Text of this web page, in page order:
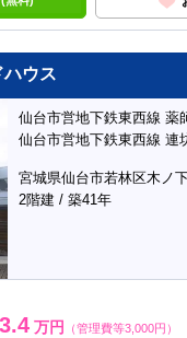
ウス
仙台市営地下鉄東西線 薬
仙台市営地下鉄東西線 連
宮城県仙台市若林区木ノ
2階建 / 築41年
3.4 万円 （管理費等3,000円）